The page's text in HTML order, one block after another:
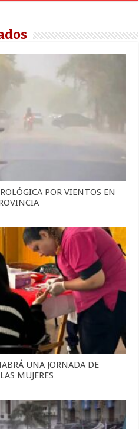
POR VIENTOS EN
UNA JORNADA DE
MUJERES